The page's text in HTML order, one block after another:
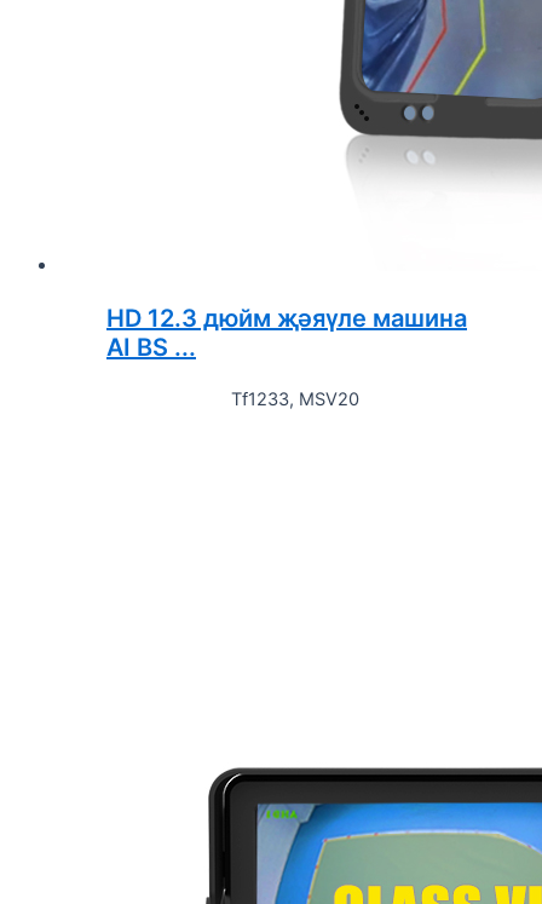
HD 12.3 дюйм җәяүле машина
AI BS ...
Tf1233, MSV20